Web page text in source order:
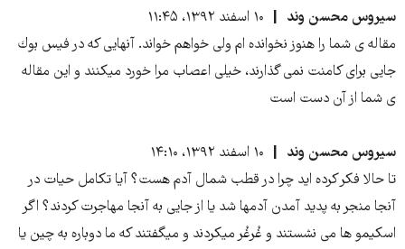
سيروس محسن وند
۱۰ اسفند ۱۳۹۲، ۱۱:۴۵
مقاله ى شما را هنوز نخوانده ام ولى خواهم خواند. آنهايى كه در فيس بوك
جايى براى كامنت نمى گذارند، خيلى اعصاب مرا خورد ميكنند و اين مقاله
ى شما از آن دست است
سيروس محسن وند
۱۰ اسفند ۱۳۹۲، ۱۴:۱۰
تا حالا فكر كرده ايد چرا در قطب شمال آدم هست؟ آيا تكامل حيات در
آنجا منجر به پديد آمدن آدمها شد يا از جايى به آنجا مهاجرت كردند؟ اگر
اسكيمو ها مى نشستند و غُرغُر ميكردند و ميگفتند كه ما دوباره به چين يا